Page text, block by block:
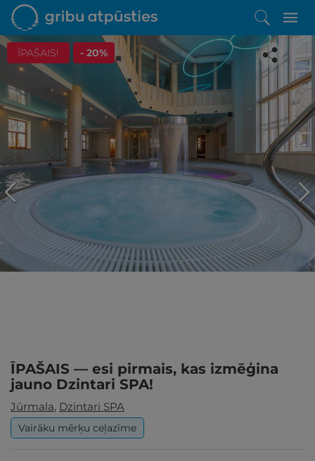
ĪPAŠAIS! - 20%
Iepatikās šis piedāvājums?
Līdz brīnišķīgai atpūtai atlikuši tikai daži soļi
ĪPAŠAIS — esi pirmais, kas izmēģina
jauno Dzintari SPA!
Jūrmala, Dzintari SPA
Vairāku mērķu ceļazīme